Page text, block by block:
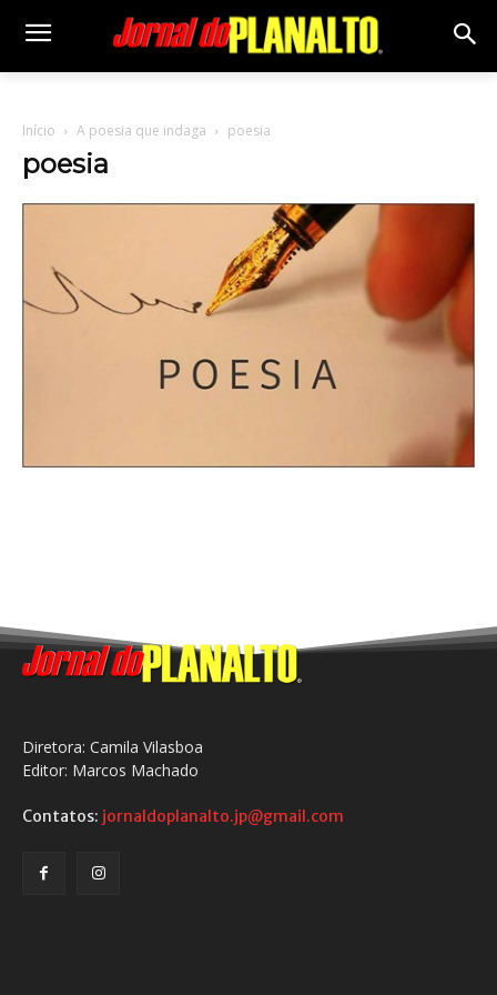
Início A poesia que indaga poesia
poesia
Diretora: Camila Vilasboa
Editor: Marcos Machado
Contatos: jornaldoplanalto.jp@gmail.com